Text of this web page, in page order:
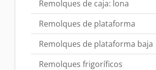
Remolques de caja: lona
Remolques de plataforma
Remolques de plataforma baja
Remolques frigoríficos